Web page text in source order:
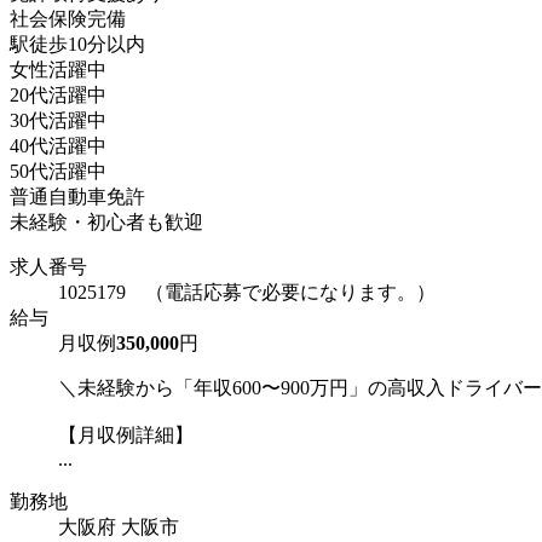
社会保険完備
駅徒歩10分以内
女性活躍中
20代活躍中
30代活躍中
40代活躍中
50代活躍中
普通自動車免許
未経験・初心者も歓迎
求人番号
1025179 （電話応募で必要になります。）
給与
月収例350,000円
＼未経験から「年収600〜900万円」の高収入ドライバ
【月収例詳細】
...
勤務地
大阪府 大阪市